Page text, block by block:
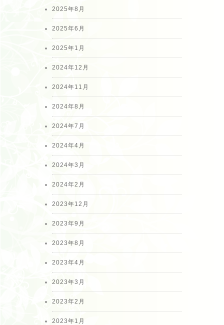
2025年8月
2025年6月
2025年1月
2024年12月
2024年11月
2024年8月
2024年7月
2024年4月
2024年3月
2024年2月
2023年12月
2023年9月
2023年8月
2023年4月
2023年3月
2023年2月
2023年1月